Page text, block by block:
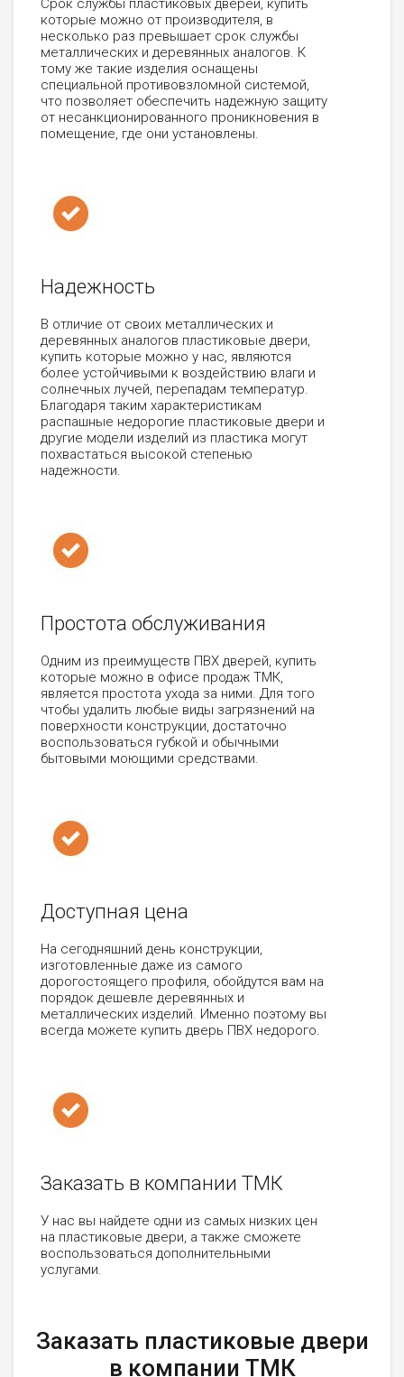
Срок службы пластиковых дверей, купить
которые можно от производителя, в
несколько раз превышает срок службы
металлических и деревянных аналогов. К
тому же такие изделия оснащены
специальной противовзломной системой,
что позволяет обеспечить надежную защиту
от несанкционированного проникновения в
помещение, где они установлены.
Надежность
В отличие от своих металлических и
деревянных аналогов пластиковые двери,
купить которые можно у нас, являются
более устойчивыми к воздействию влаги и
солнечных лучей, перепадам температур.
Благодаря таким характеристикам
распашные недорогие пластиковые двери и
другие модели изделий из пластика могут
похвастаться высокой степенью
надежности.
Простота обслуживания
Одним из преимуществ ПВХ дверей, купить
которые можно в офисе продаж ТМК,
является простота ухода за ними. Для того
чтобы удалить любые виды загрязнений на
поверхности конструкции, достаточно
воспользоваться губкой и обычными
бытовыми моющими средствами.
Доступная цена
На сегодняшний день конструкции,
изготовленные даже из самого
дорогостоящего профиля, обойдутся вам на
порядок дешевле деревянных и
металлических изделий. Именно поэтому вы
всегда можете купить дверь ПВХ недорого.
Заказать в компании ТМК
У нас вы найдете одни из самых низких цен
на пластиковые двери, а также сможете
воспользоваться дополнительными
услугами.
Заказать пластиковые двери
в компании ТМК